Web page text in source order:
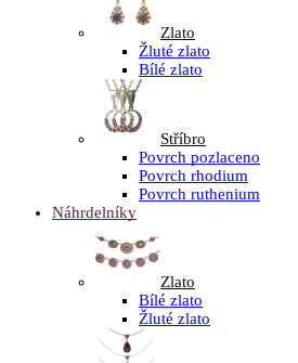
Zlato
Žluté zlato
Bílé zlato
Stříbro
Povrch pozlaceno
Povrch rhodium
Povrch ruthenium
Náhrdelníky
Zlato
Bílé zlato
Žluté zlato